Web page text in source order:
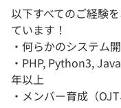
以下すべてのご経験
ています！
・何らかのシステ
・PHP, Python3,
年以上
・メンバー育成（